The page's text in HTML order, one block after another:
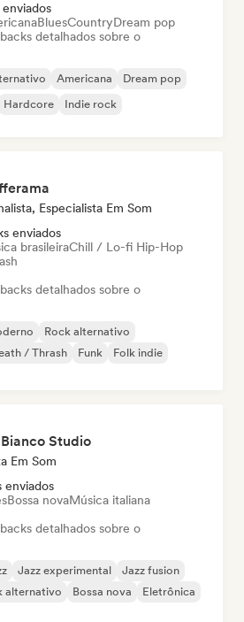
BluesCountryDream pop
detalhados sobre o
Americana
Dream pop
Hardcore Indie rock
Especialista Em Som
enviados
brasileiraChill / Lo-fi Hip-Hop
detalhados sobre o
Rock alternativo
/ Thrash Funk
Folk indie
Studio
Em Som
enviados
Bossa novaMúsica italiana
detalhados sobre o
Jazz experimental
Jazz fusion
alternativo Bossa nova
Eletrônica